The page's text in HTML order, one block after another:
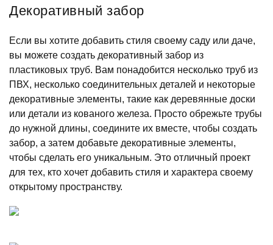
Декоративный забор
Если вы хотите добавить стиля своему саду или даче,
вы можете создать декоративный забор из
пластиковых труб. Вам понадобится несколько труб из
ПВХ, несколько соединительных деталей и некоторые
декоративные элементы, такие как деревянные доски
или детали из кованого железа. Просто обрежьте трубы
до нужной длины, соедините их вместе, чтобы создать
забор, а затем добавьте декоративные элементы,
чтобы сделать его уникальным. Это отличный проект
для тех, кто хочет добавить стиля и характера своему
открытому пространству.